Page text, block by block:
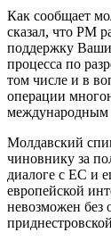
Как сообщает
сказал, что РМ
поддержку
процесса по
том числе и в
операции
международным
Молдавский
чиновнику за
диалоге с ЕС и
европейской
невозможен без